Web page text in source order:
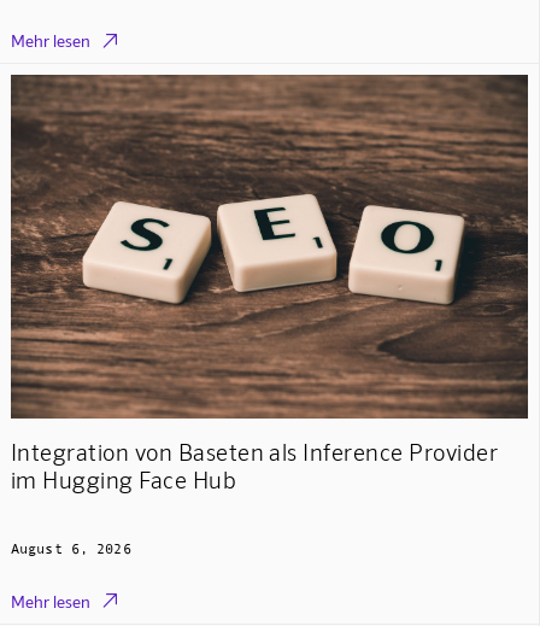
Mehr lesen 
Integration von Baseten als Inference Provider
im Hugging Face Hub
August 6, 2026
Mehr lesen 